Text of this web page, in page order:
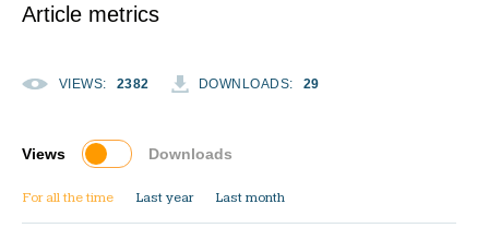
Article metrics
VIEWS: 2382 DOWNLOADS: 29
For all the time Last year Last month
Views Downloads